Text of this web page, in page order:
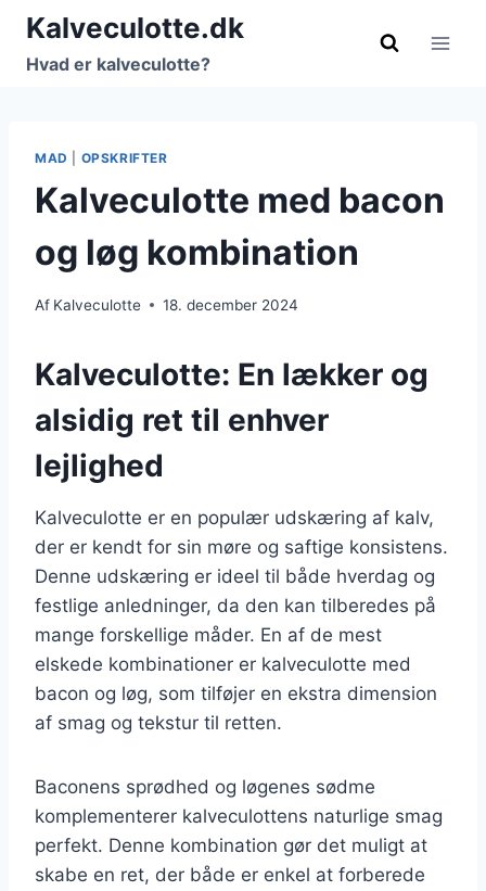
Fortsæt
indhold
Kalveculotte.dk
Hvad er kalveculotte?
MAD OPSKRIFTER
Kalveculotte med bacon
og løg kombination
Af Kalveculotte 18. december 2024
Kalveculotte: En lækker og
alsidig ret til enhver
lejlighed
Kalveculotte er en populær udskæring af kalv,
der er kendt for sin møre og saftige konsistens.
Denne udskæring er ideel til både hverdag og
festlige anledninger, da den kan tilberedes på
mange forskellige måder. En af de mest
elskede kombinationer er kalveculotte med
bacon og løg, som tilføjer en ekstra dimension
af smag og tekstur til retten.
Baconens sprødhed og løgenes sødme
komplementerer kalveculottens naturlige smag
perfekt. Denne kombination gør det muligt at
skabe en ret, der både er enkel at forberede